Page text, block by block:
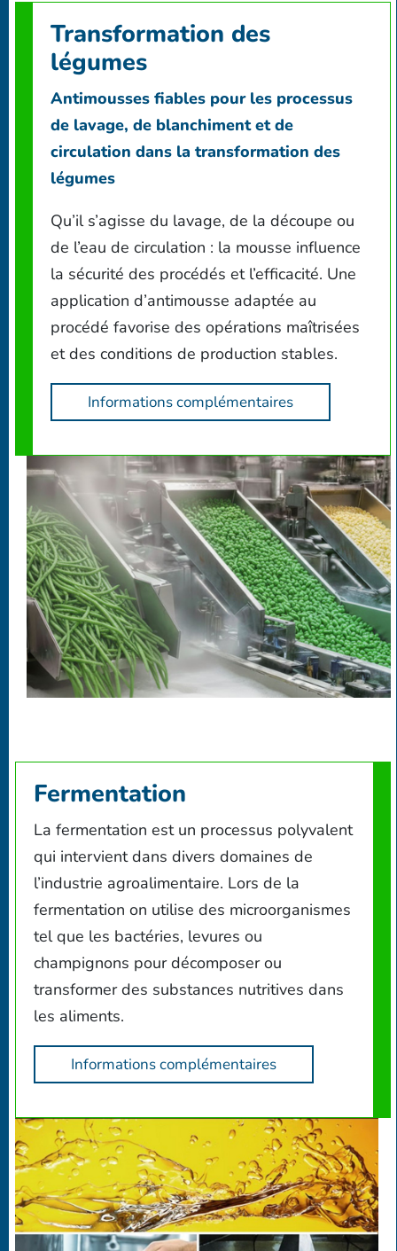
Transformation des
légumes
Antimousses fiables pour les processus
de lavage, de blanchiment et de
circulation dans la transformation des
légumes
Qu’il s’agisse du lavage, de la découpe ou
de l’eau de circulation : la mousse influence
la sécurité des procédés et l’efficacité. Une
application d’antimousse adaptée au
procédé favorise des opérations maîtrisées
et des conditions de production stables.
Informations complémentaires
Fermentation
La fermentation est un processus polyvalent
qui intervient dans divers domaines de
l’industrie agroalimentaire. Lors de la
fermentation on utilise des microorganismes
tel que les bactéries, levures ou
champignons pour décomposer ou
transformer des substances nutritives dans
les aliments.
Informations complémentaires